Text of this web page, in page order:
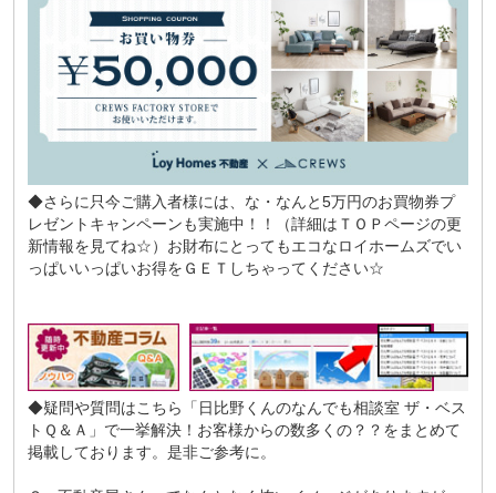
◆さらに只今ご購入者様には、な・なんと5万円のお買物券プ
レゼントキャンペーンも実施中！！（詳細はＴＯＰページの更
新情報を見てね☆）お財布にとってもエコなロイホームズでい
っぱいいっぱいお得をＧＥＴしちゃってください☆
◆疑問や質問はこちら
「日比野くんのなんでも相談室 ザ・ベス
トＱ＆Ａ」 で一挙解決！お客様からの数多くの？？をまとめて
掲載しております。是非ご参考に。